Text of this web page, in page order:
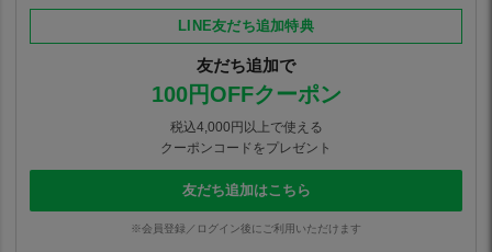
LINE友だち追加特典
友だち追加で
100円OFFクーポン
税込4,000円以上で使える
クーポンコードをプレゼント
友だち追加はこちら
※会員登録／ログイン後にご利用いただけます